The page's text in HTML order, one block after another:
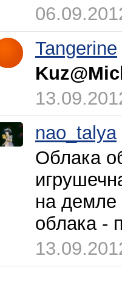
Tangerine
nao_talya
Облака
на демле
облака -